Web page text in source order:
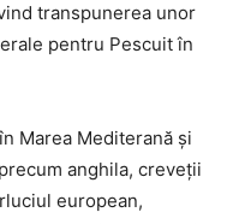
transpunerea unor
pentru Pescuit în
Marea Mediterană și
anghila, creveții
european,